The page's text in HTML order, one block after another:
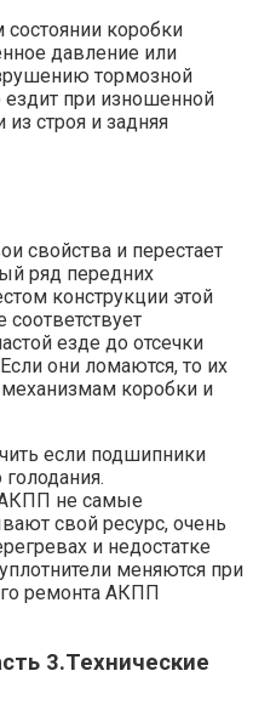
коробки
давление или
тормозной
при изношенной
строя и задняя
свойства и перестает
ряд передних
конструкции этой
соответствует
езде до отсечки
они ломаются, то их
механизмам коробки и
если подшипники
АКПП не самые
свой ресурс, очень
и недостатке
меняются при
ремонта АКПП
3.Технические